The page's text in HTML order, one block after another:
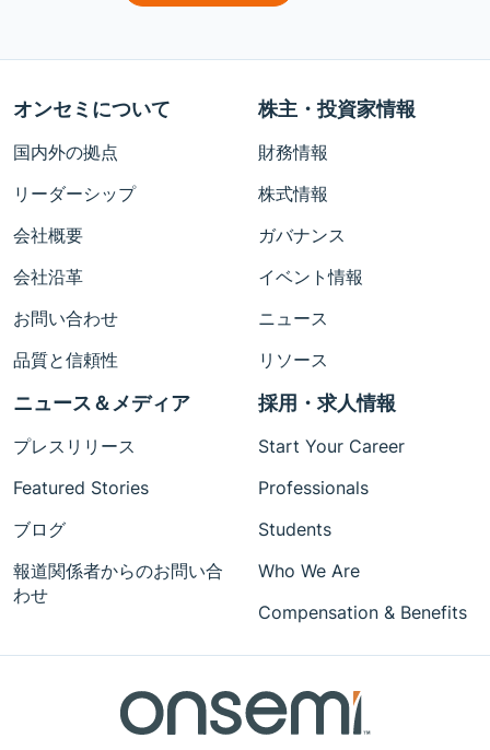
オンセミについて
国内外の拠点
リーダーシップ
会社概要
会社沿革
お問い合わせ
品質と信頼性
株主・投資家情報
財務情報
株式情報
ガバナンス
イベント情報
ニュース
リソース
ニュース＆メディア
プレスリリース
Featured Stories
ブログ
報道関係者からのお問い合
わせ
採用・求人情報
Start Your Career
Professionals
Students
Who We Are
Compensation & Benefits